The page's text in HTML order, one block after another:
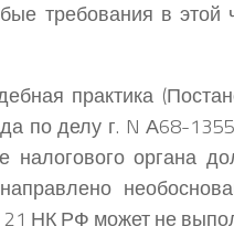
требования в этой
практика
по делу г. N А68-
налогового органа
21 НК РФ может не